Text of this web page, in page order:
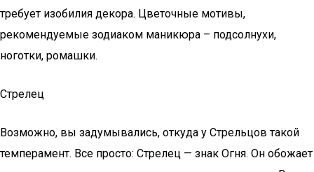
требует изобилия декора. Цветочные мотивы,
рекомендуемые зодиаком маникюра – подсолнухи,
ноготки, ромашки.
Стрелец
Возможно, вы задумывались, откуда у Стрельцов такой
темперамент. Все просто: Стрелец — знак Огня. Он обожает